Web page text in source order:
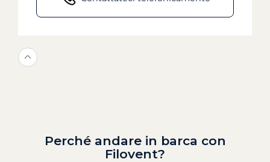
Perché andare in barca con
Filovent?